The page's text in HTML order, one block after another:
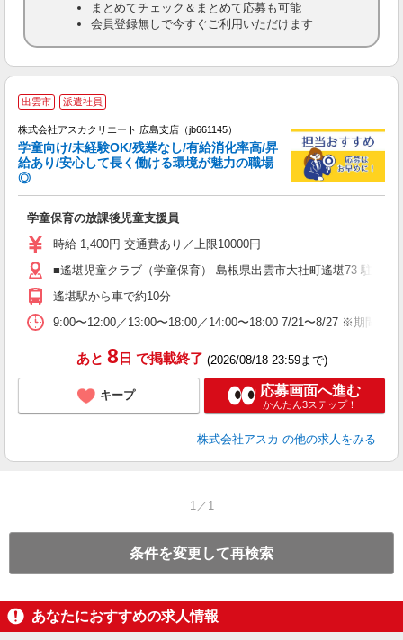
まとめてチェック＆まとめて応募も可能
会員登録無しで今すぐご利用いただけます
出雲市 派遣社員
株式会社アスカクリエート 広島支店（jb661145）
学童向け/未経験OK/残業なし/有給消化率高/昇
給あり/安心して長く働ける環境が魅力の職場
◎
学童保育の放課後児童支援員
時給 1,400円 交通費あり／上限10000円
■遙堪児童クラブ（学童保育） 島根県出雲市大社町遙堪73 駐車場
遙堪駅から車で約10分
9:00〜12:00／13:00〜18:00／14:00〜18:00 7/21〜8/27 ※期間終
あと 8 日 で掲載終了 (2026/08/18 23:59まで)
キープ 応募画面へ進む
かんたん3ステップ！
株式会社アスカ の他の求人をみる
1／1
条件を変更して再検索
あなたにおすすめの求人情報